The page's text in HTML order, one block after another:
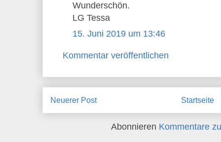
Wunderschön.
LG Tessa
15. Juni 2019 um 13:46
Kommentar veröffentlichen
Neuerer Post Startseite
Abonnieren Kommentare